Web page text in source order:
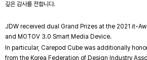
깊은 감사를 전합니다.
JDW received dual Grand Prizes at the 2021 it-
and MOTOV 3.0 Smart Media Device.
In particular, Carepod Cube was additionally
from the Korea Federation of Design Industry